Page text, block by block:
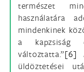
természet
használatára
mindenkinek
a kapzsiság
változtatta.”[6]
üldöztetései